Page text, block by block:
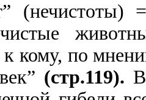
(нечистоты)
к кому, по
(стр.119).